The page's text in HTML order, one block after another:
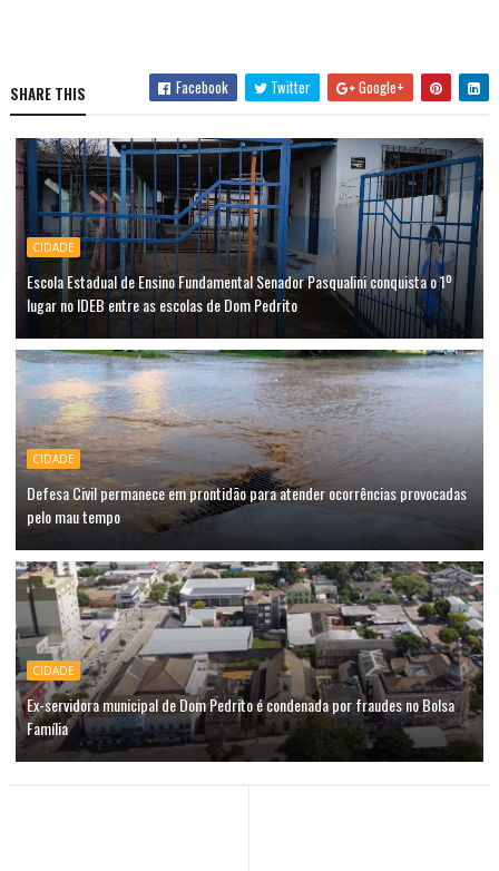
SHARE THIS Facebook Twitter Google+
CIDADE
Escola Estadual de Ensino Fundamental Senador Pasqualini conquista o 1º
lugar no IDEB entre as escolas de Dom Pedrito
CIDADE
Defesa Civil permanece em prontidão para atender ocorrências provocadas
pelo mau tempo
CIDADE
Ex-servidora municipal de Dom Pedrito é condenada por fraudes no Bolsa
Família